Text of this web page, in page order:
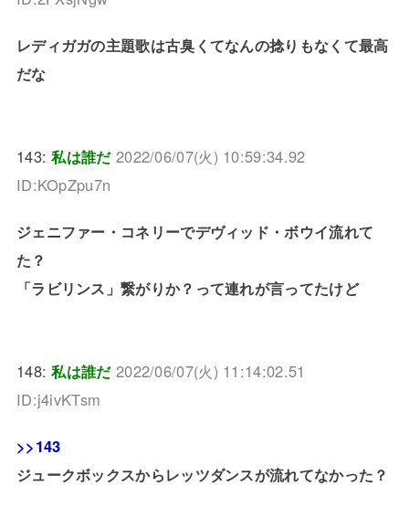
レディガガの主題歌は古臭くてなんの捻りもなくて最高
だな
143:私は誰だ 2022/06/07(火) 10:59:34.92
ID:KOpZpu7n
ジェニファー・コネリーでデヴィッド・ボウイ流れて
た？
「ラビリンス」繋がりか？って連れが言ってたけど
148:私は誰だ 2022/06/07(火) 11:14:02.51
ID:j4ivKTsm
>>143
ジュークボックスからレッツダンスが流れてなかった？